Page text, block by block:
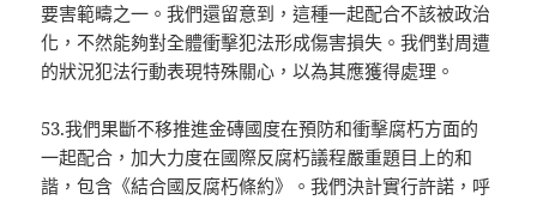
要害範疇之一。我們還留意到，這種一起配合不該被政治
化，不然能夠對全體衝擊犯法形成傷害損失。我們對周遭
的狀況犯法行動表現特殊關心，以為其應獲得處理。
53.我們果斷不移推進金磚國度在預防和衝擊腐朽方面的
一起配合，加大力度在國際反腐朽議程嚴重題目上的和
諧，包含《結合國反腐朽條約》。我們決計實行許諾，呼